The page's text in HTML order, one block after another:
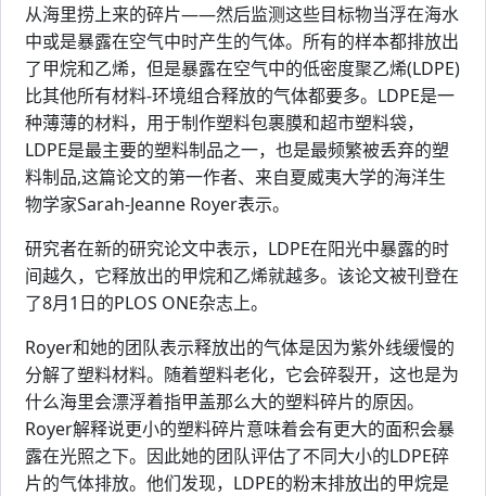
从海里捞上来的碎片——然后监测这些目标物当浮在海水
中或是暴露在空气中时产生的气体。所有的样本都排放出
了甲烷和乙烯，但是暴露在空气中的低密度聚乙烯(LDPE)
比其他所有材料-环境组合释放的气体都要多。LDPE是一
种薄薄的材料，用于制作塑料包裹膜和超市塑料袋，
LDPE是最主要的塑料制品之一，也是最频繁被丢弃的塑
料制品,这篇论文的第一作者、来自夏威夷大学的海洋生
物学家Sarah-Jeanne Royer表示。
研究者在新的研究论文中表示，LDPE在阳光中暴露的时
间越久，它释放出的甲烷和乙烯就越多。该论文被刊登在
了8月1日的PLOS ONE杂志上。
Royer和她的团队表示释放出的气体是因为紫外线缓慢的
分解了塑料材料。随着塑料老化，它会碎裂开，这也是为
什么海里会漂浮着指甲盖那么大的塑料碎片的原因。
Royer解释说更小的塑料碎片意味着会有更大的面积会暴
露在光照之下。因此她的团队评估了不同大小的LDPE碎
片的气体排放。他们发现，LDPE的粉末排放出的甲烷是